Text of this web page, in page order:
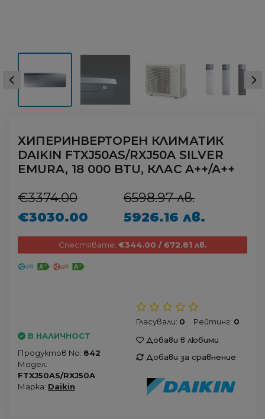
ХИПЕРИНВЕРТОРЕН КЛИМАТИК
DAIKIN FTXJ50AS/RXJ50A SILVER
EMURA, 18 000 BTU, КЛАС A++/A++
€3374.00
€3030.00
6598.97 лв.
5926.16 лв.
Спестявате: €344.00 / 672.81 лв.
В НАЛИЧНОСТ
Продуктов No: 842
Модел:
FTXJ50AS/RXJ50A
Марка: Daikin
Гласували: 0 Рейтинг: 0
Добави в любими
Добави за сравнение